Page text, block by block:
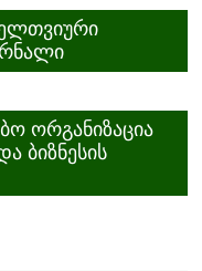
ორგანიზაცია
ბიზნესის